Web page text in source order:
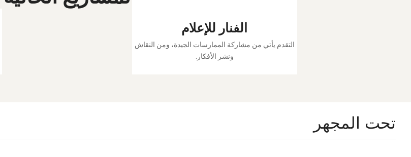
الفنار للإعلام
التقدم يأتي من مشاركة الممارسات الجيدة، ومن النقاش
ونشر الأفكار.
تحت المجهر